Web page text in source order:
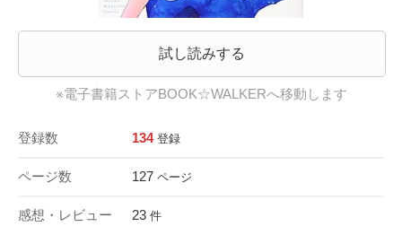
試し読みする
※電子書籍ストアBOOK☆WALKERへ移動します
登録数 134 登録
ページ数 127 ページ
感想・レビュー 23 件